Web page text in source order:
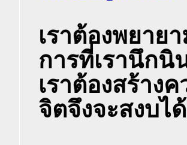
เราต้องพยาย
การที่เรานึกนิ
เราต้องสร้าง
จิตจึงจะสงบได้